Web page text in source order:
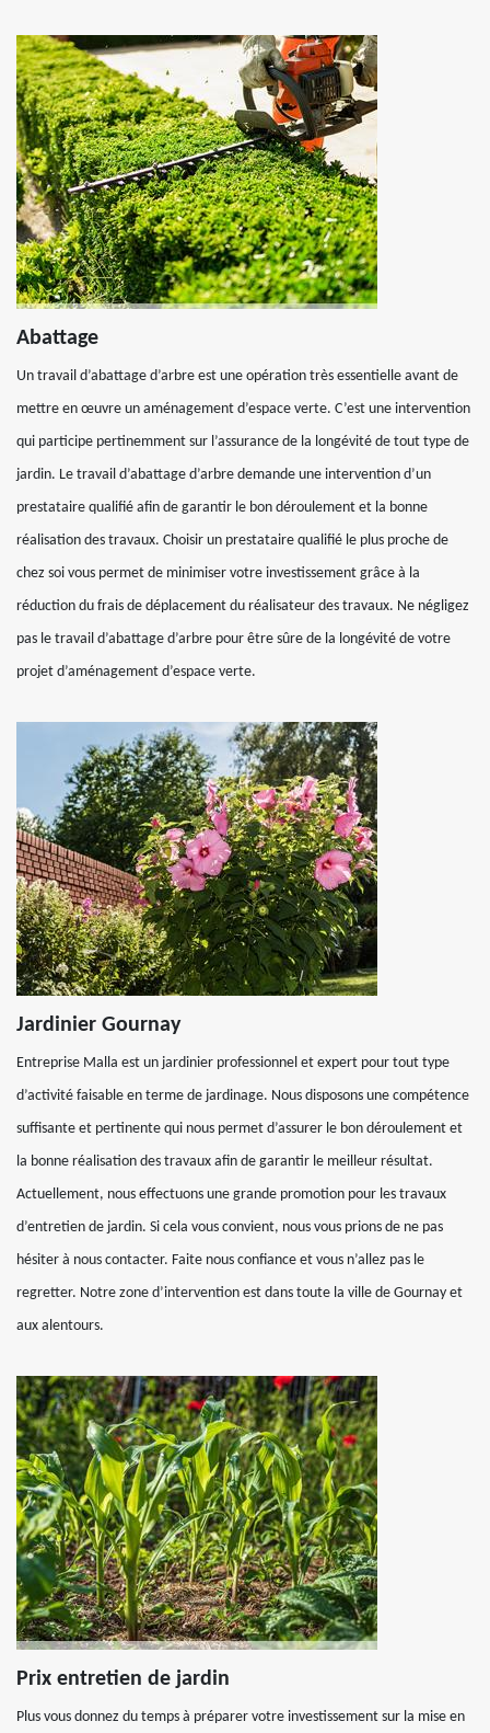
Abattage
Un travail d’abattage d’arbre est une opération très essentielle avant de
mettre en œuvre un aménagement d’espace verte. C’est une intervention
qui participe pertinemment sur l’assurance de la longévité de tout type de
jardin. Le travail d’abattage d’arbre demande une intervention d’un
prestataire qualifié afin de garantir le bon déroulement et la bonne
réalisation des travaux. Choisir un prestataire qualifié le plus proche de
chez soi vous permet de minimiser votre investissement grâce à la
réduction du frais de déplacement du réalisateur des travaux. Ne négligez
pas le travail d’abattage d’arbre pour être sûre de la longévité de votre
projet d’aménagement d’espace verte.
Jardinier Gournay
Entreprise Malla est un jardinier professionnel et expert pour tout type
d’activité faisable en terme de jardinage. Nous disposons une compétence
suffisante et pertinente qui nous permet d’assurer le bon déroulement et
la bonne réalisation des travaux afin de garantir le meilleur résultat.
Actuellement, nous effectuons une grande promotion pour les travaux
d’entretien de jardin. Si cela vous convient, nous vous prions de ne pas
hésiter à nous contacter. Faite nous confiance et vous n’allez pas le
regretter. Notre zone d’intervention est dans toute la ville de Gournay et
aux alentours.
Prix entretien de jardin
Plus vous donnez du temps à préparer votre investissement sur la mise en